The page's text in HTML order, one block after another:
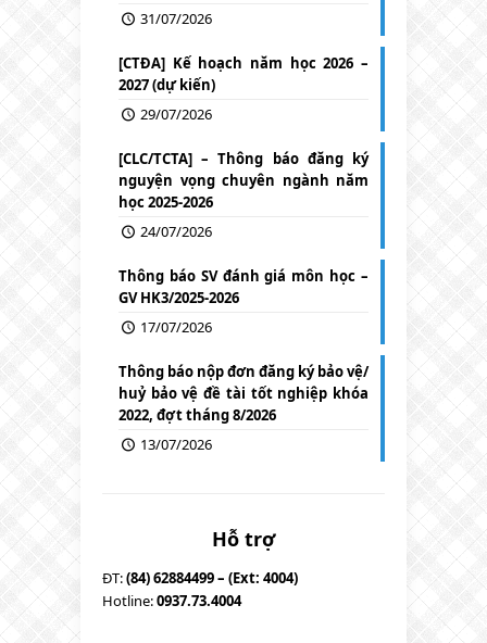
31/07/2026
[CTĐA] Kế hoạch năm học 2026 –
2027 (dự kiến)
29/07/2026
[CLC/TCTA] – Thông báo đăng ký
nguyện vọng chuyên ngành năm
học 2025-2026
24/07/2026
Thông báo SV đánh giá môn học –
GV HK3/2025-2026
17/07/2026
Thông báo nộp đơn đăng ký bảo vệ/
huỷ bảo vệ đề tài tốt nghiệp khóa
2022, đợt tháng 8/2026
13/07/2026
Hỗ trợ
ĐT:(84) 62884499 – (Ext: 4004)
Hotline:0937.73.4004